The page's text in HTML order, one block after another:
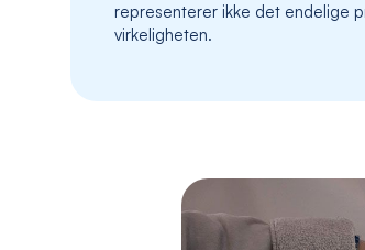
representerer ikke det endelige
virkeligheten.